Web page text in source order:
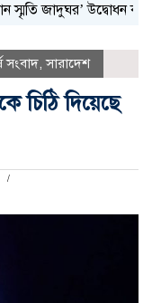
জাদুঘর’ উদ্বোধন করলেন
সংবাদ,সারাদেশ
চিঠি দিয়েছে